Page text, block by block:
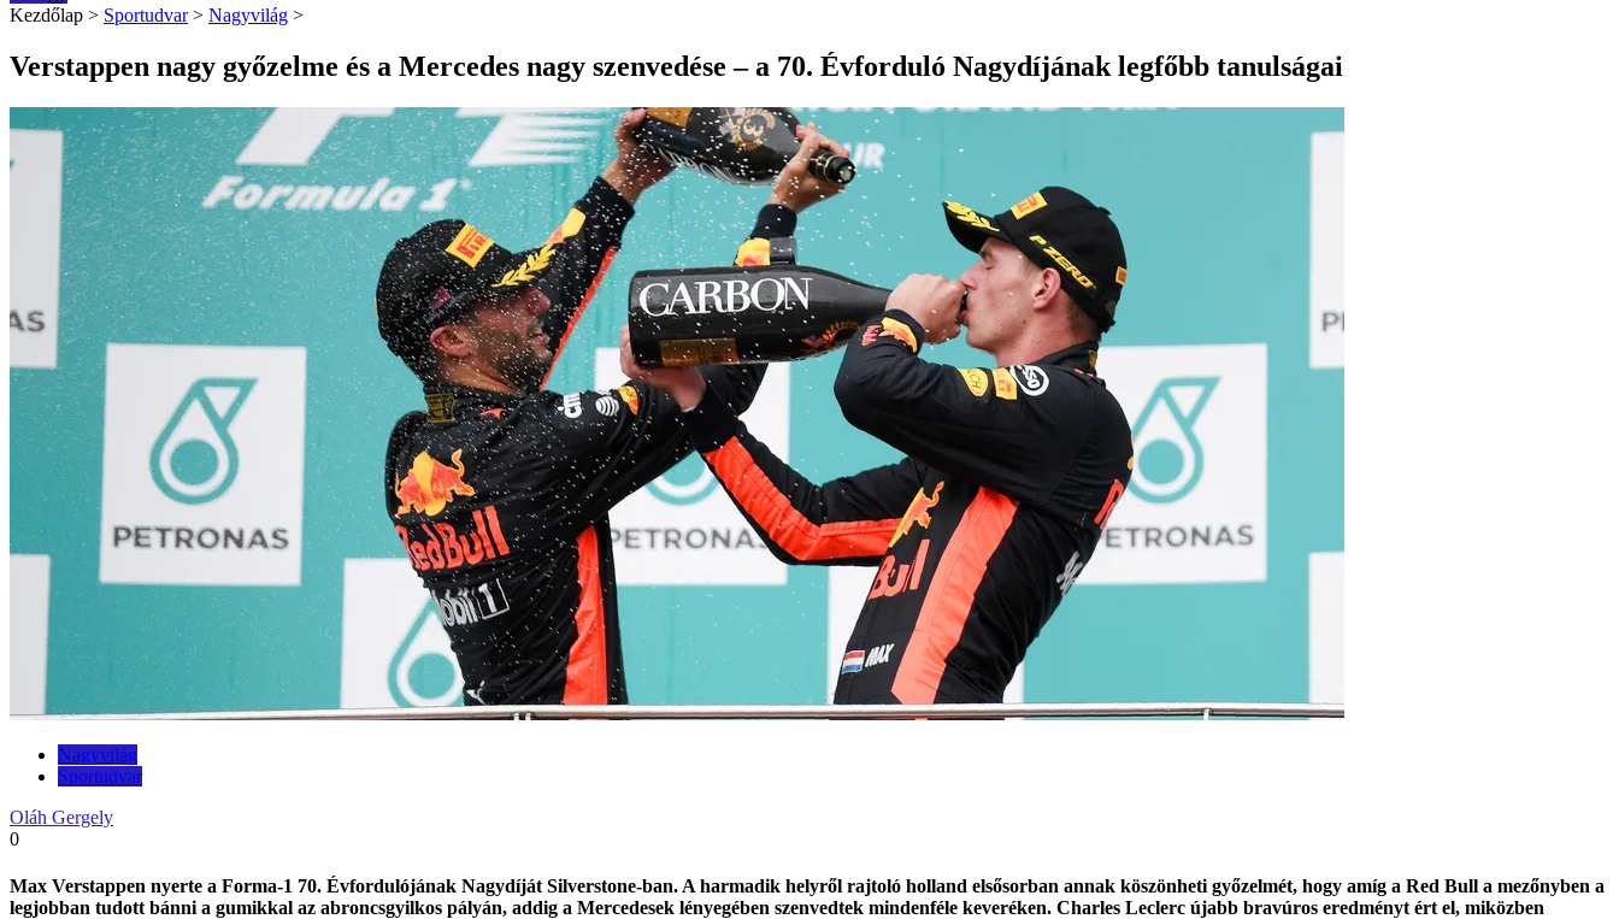
Kezdőlap > Sportudvar > Nagyvilág >
Verstappen nagy győzelme és a Mercedes nagy szenvedése – a 70. Évforduló Nagydíjának legfőbb tanulságai
Nagyvilág
Sportudvar
Oláh Gergely
0
Max Verstappen nyerte a Forma-1 70. Évfordulójának Nagydíját Silverstone-ban. A harmadik helyről rajtoló holland elsősorban annak köszönheti győzelmét, hogy amíg a Red Bull a mezőnyben a
legjobban tudott bánni a gumikkal az abroncsgyilkos pályán, addig a Mercedesek lényegében szenvedtek mindenféle keveréken. Charles Leclerc újabb bravúros eredményt ért el, miközben